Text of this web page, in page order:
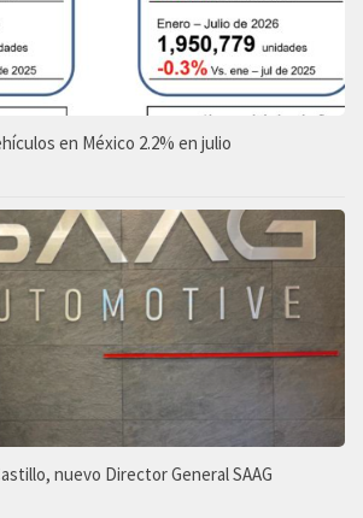
en México 2.2% en julio
nuevo Director General SAAG